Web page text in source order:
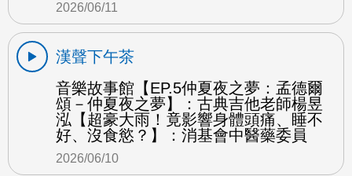
2026/06/11
漢聲下午茶
音樂故事館【EP.5仲夏夜之夢：孟德爾
頌－仲夏夜之夢】：古典吉他老師楊昱
泓【超豪大雨！竟影響身體頭痛、睡不
好、沒食慾？】：消基會中醫藥委員
2026/06/10